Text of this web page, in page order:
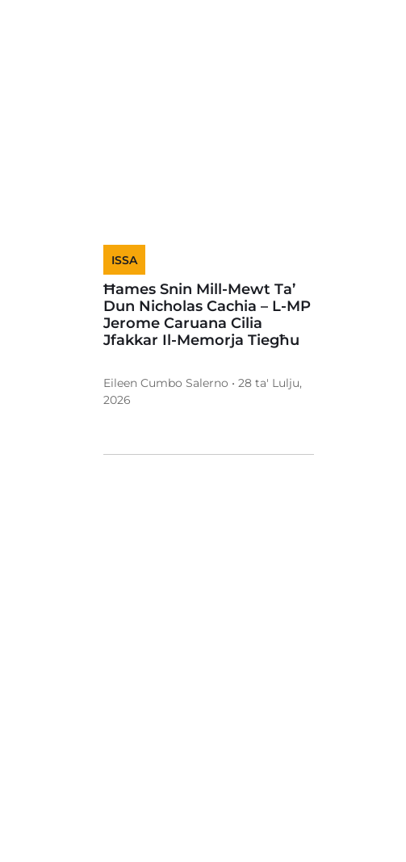
ISSA
Ħames Snin Mill-Mewt Ta’
Dun Nicholas Cachia – L-MP
Jerome Caruana Cilia
Jfakkar Il-Memorja Tiegħu
Eileen Cumbo Salerno • 28 ta' Lulju,
2026